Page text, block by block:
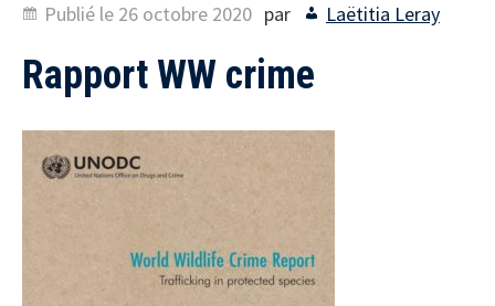
Publié le 26 octobre 2020 par Laëtitia Leray
Rapport WW crime